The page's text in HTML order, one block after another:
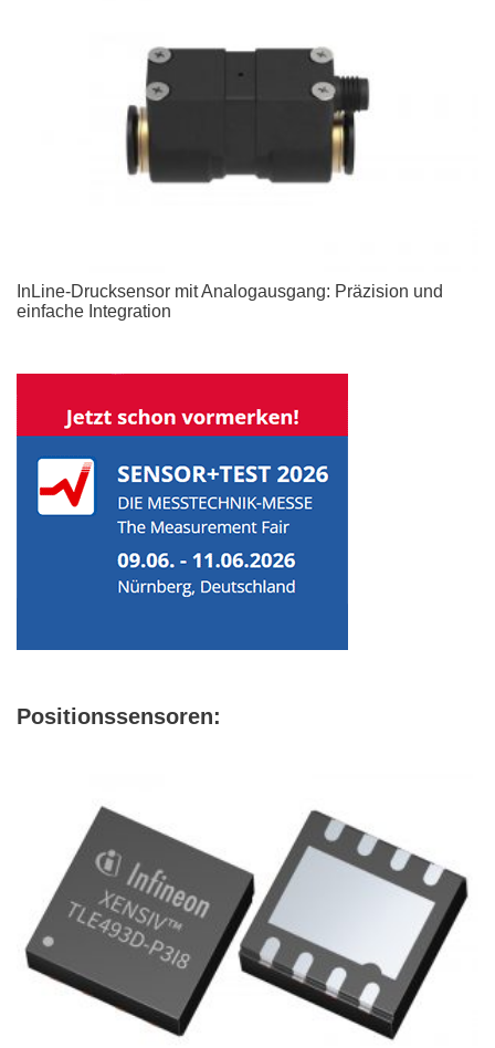
InLine-Drucksensor mit Analogausgang: Präzision und
einfache Integration
Positionssensoren: